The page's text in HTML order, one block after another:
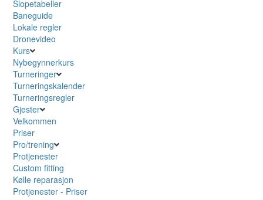
Slopetabeller
Baneguide
Lokale regler
Dronevideo
Kurs
Nybegynnerkurs
Turneringer
Turneringskalender
Turneringsregler
Gjester
Velkommen
Priser
Pro/trening
Protjenester
Custom fitting
Kølle reparasjon
Protjenester - Priser